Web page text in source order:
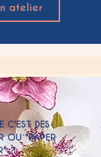
atelier
C'EST DES
OU "PAPER
?